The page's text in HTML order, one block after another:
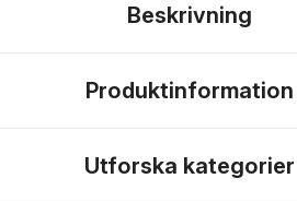
Beskrivning
Produktinformation
Utforska kategorier